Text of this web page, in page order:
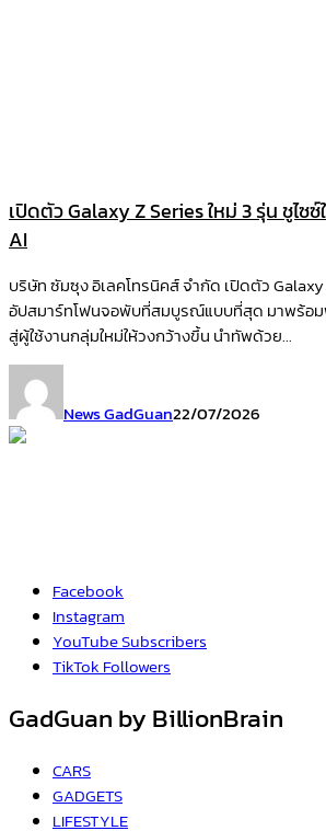
เปิดตัว Galaxy Z Series ใหม่ 3 รุ่น ชูไซ
AI
บริษัท ซัมซุง อิเลคโทรนิคส์ จำกัด เปิดตัว
อัปสมาร์ทโฟนจอพับที่สมบูรณ์แบบที่สุด มาพร้อ
สู่ผู้ใช้งานกลุ่มใหม่ให้วงกว้างขึ้น นำทัพด้วย...
News GadGuan22/07/2026
Facebook
Instagram
YouTubeSubscribers
TikTok Followers
GadGuan by BillionBrain
CARS
GADGETS
LIFESTYLE